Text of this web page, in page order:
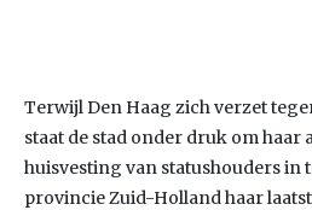
Terwijl Den Haag zich verzet
staat de stad onder druk om haar
huisvesting van statushouders in
provincie Zuid-Holland haar